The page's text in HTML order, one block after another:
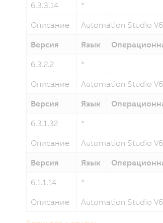
6.3.3.14
*
Описание
Automation Studio V6
Версия
Язык
6.3.2.2
*
Описание
Automation Studio V6
Версия
Язык
6.3.1.32
*
Описание
Automation Studio V6
Версия
Язык
6.1.1.14
*
Описание
Automation Studio V6